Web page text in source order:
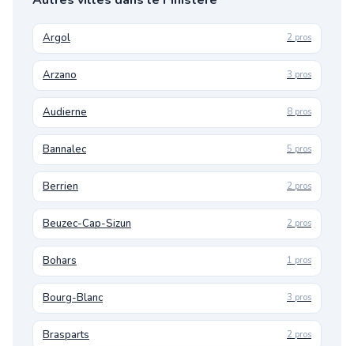
Argol 2 pros
Arzano 3 pros
Audierne 8 pros
Bannalec 5 pros
Berrien 2 pros
Beuzec-Cap-Sizun 2 pros
Bohars 1 pros
Bourg-Blanc 3 pros
Brasparts 2 pros